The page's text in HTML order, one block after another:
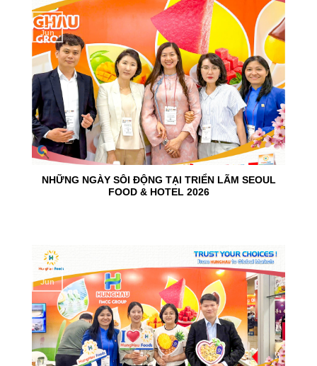
NHỮNG NGÀY SÔI ĐỘNG TẠI TRIỂN LÃM SEOUL
FOOD & HOTEL 2026
15
Jun
10
Jun